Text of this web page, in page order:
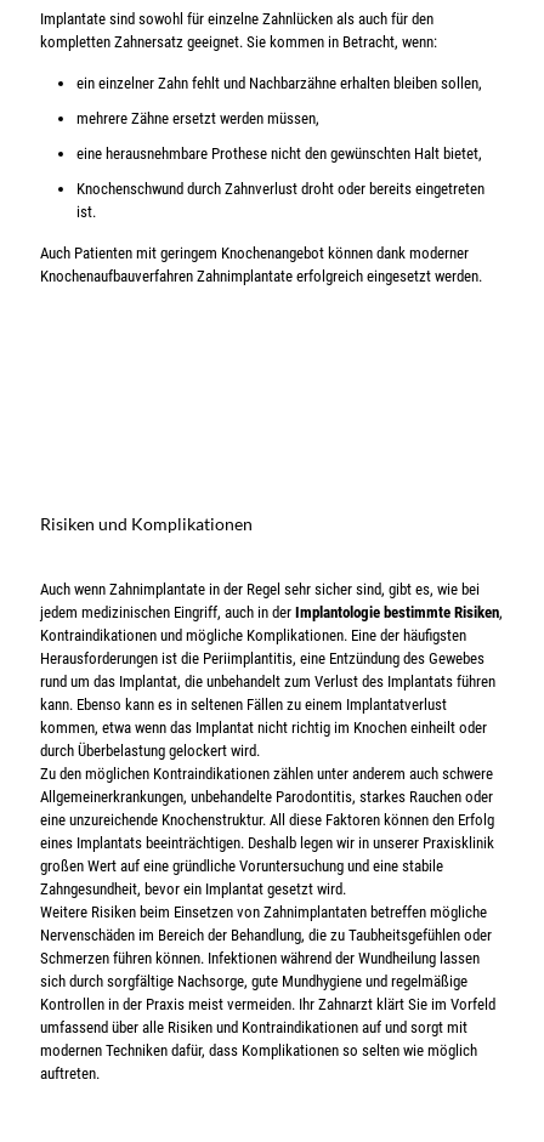
Implantate sind sowohl für einzelne Zahnlücken als auch für den
kompletten Zahnersatz geeignet. Sie kommen in Betracht, wenn:
ein einzelner Zahn fehlt und Nachbarzähne erhalten bleiben sollen,
mehrere Zähne ersetzt werden müssen,
eine herausnehmbare Prothese nicht den gewünschten Halt bietet,
Knochenschwund durch Zahnverlust droht oder bereits eingetreten
ist.
Auch Patienten mit geringem Knochenangebot können dank moderner
Knochenaufbauverfahren Zahnimplantate erfolgreich eingesetzt werden.
Risiken und Komplikationen
Auch wenn Zahnimplantate in der Regel sehr sicher sind, gibt es, wie bei
jedem medizinischen Eingriff, auch in der Implantologie bestimmte Risiken,
Kontraindikationen und mögliche Komplikationen. Eine der häufigsten
Herausforderungen ist die Periimplantitis, eine Entzündung des Gewebes
rund um das Implantat, die unbehandelt zum Verlust des Implantats führen
kann. Ebenso kann es in seltenen Fällen zu einem Implantatverlust
kommen, etwa wenn das Implantat nicht richtig im Knochen einheilt oder
durch Überbelastung gelockert wird.
Zu den möglichen Kontraindikationen zählen unter anderem auch schwere
Allgemeinerkrankungen, unbehandelte Parodontitis, starkes Rauchen oder
eine unzureichende Knochenstruktur. All diese Faktoren können den Erfolg
eines Implantats beeinträchtigen. Deshalb legen wir in unserer Praxisklinik
großen Wert auf eine gründliche Voruntersuchung und eine stabile
Zahngesundheit, bevor ein Implantat gesetzt wird.
Weitere Risiken beim Einsetzen von Zahnimplantaten betreffen mögliche
Nervenschäden im Bereich der Behandlung, die zu Taubheitsgefühlen oder
Schmerzen führen können. Infektionen während der Wundheilung lassen
sich durch sorgfältige Nachsorge, gute Mundhygiene und regelmäßige
Kontrollen in der Praxis meist vermeiden. Ihr Zahnarzt klärt Sie im Vorfeld
umfassend über alle Risiken und Kontraindikationen auf und sorgt mit
modernen Techniken dafür, dass Komplikationen so selten wie möglich
auftreten.